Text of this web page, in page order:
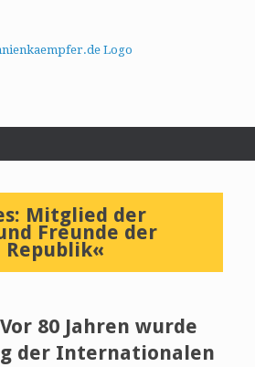
Mitglied der
Freunde der
Republik«
80 Jahren wurde
der Internationalen